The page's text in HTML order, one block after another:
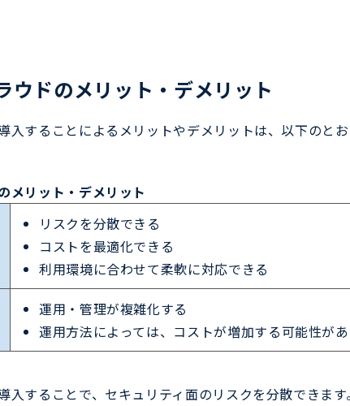
ウドのメリット・デメリット
入することによるメリットやデメリットは、以下のとお
メリット・デメリット
リスクを分散できる
コストを最適化できる
利用環境に合わせて柔軟に対応できる
運用・管理が複雑化する
運用方法によっては、コストが増加する可能性が
入することで、セキュリティ面のリスクを分散できま